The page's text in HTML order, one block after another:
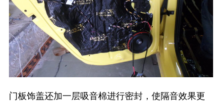
门板饰盖还加一层吸音棉进行密封，使隔音效果更